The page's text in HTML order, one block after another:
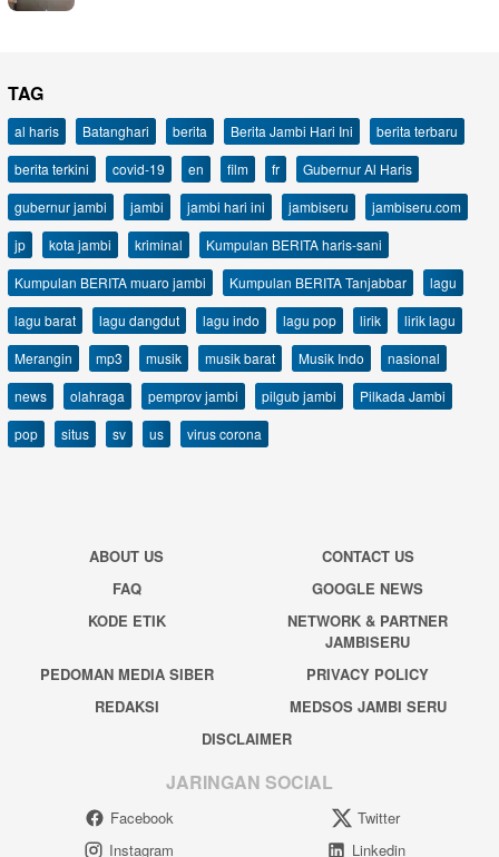
TAG
al haris Batanghari berita Berita Jambi Hari Ini
berita terbaru
berita terkini
covid-19 en film fr
Gubernur Al Haris
gubernur jambi
jambi jambi hari ini jambiseru
jambiseru.com
jp
kota jambi kriminal
Kumpulan BERITA haris-sani
Kumpulan BERITA muaro jambi
Kumpulan BERITA Tanjabbar
lagu
lagu barat
lagu dangdut lagu indo lagu pop lirik
lirik lagu
Merangin
mp3 musik musik barat Musik Indo
nasional
news
olahraga pemprov jambi pilgub jambi
Pilkada Jambi
pop
situs sv us virus corona
ABOUT US
CONTACT US
FAQ
GOOGLE NEWS
KODE ETIK
NETWORK & PARTNER
JAMBISERU
PEDOMAN MEDIA SIBER
PRIVACY POLICY
REDAKSI
MEDSOS JAMBI SERU
DISCLAIMER
JARINGAN SOCIAL
Facebook
Twitter
Instagram
Linkedin